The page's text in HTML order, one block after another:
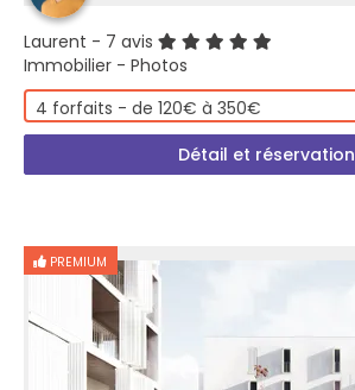
Laurent - 7 avis
Immobilier - Photos
4 forfaits - de 120€ à 350€
Détail et réservation
PREMIUM